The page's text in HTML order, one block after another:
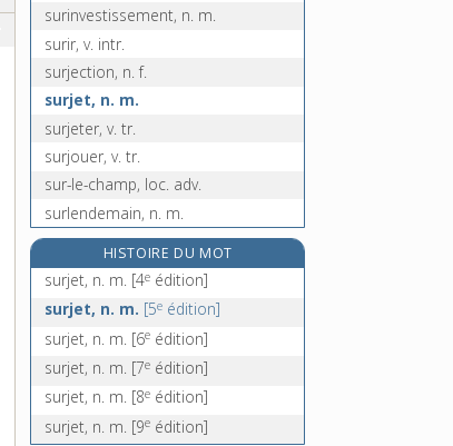
surinvestissement, n. m.
surir, v. intr.
surjection, n. f.
surjet, n. m.
surjeter, v. tr.
surjouer, v. tr.
sur-le-champ, loc. adv.
surlendemain, n. m.
surligner, v. tr.
surligneur, n. m.
surloyer, n. m.
surmédicalisation, n. f.
HISTOIRE DU MOT
surjet, n. m. [4e édition]
surjet, n. m. [5e édition]
surjet, n. m. [6e édition]
surjet, n. m. [7e édition]
surjet, n. m. [8e édition]
surjet, n. m. [9e édition]